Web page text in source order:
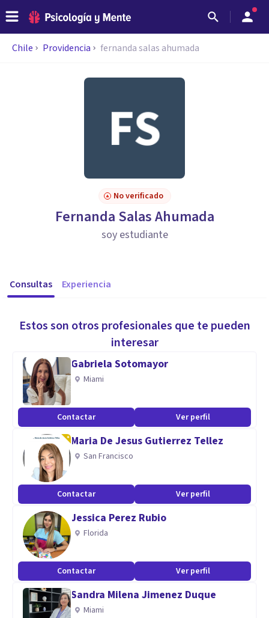
Chile Providencia fernanda salas ahumada
No verificado
Fernanda Salas Ahumada
soy estudiante
Consultas Experiencia
Estos son otros profesionales que te pueden
interesar
Gabriela Sotomayor
Miami
Contactar Ver perfil
Maria De Jesus Gutierrez Tellez
San Francisco
Contactar Ver perfil
Jessica Perez Rubio
Florida
Contactar Ver perfil
Sandra Milena Jimenez Duque
Miami